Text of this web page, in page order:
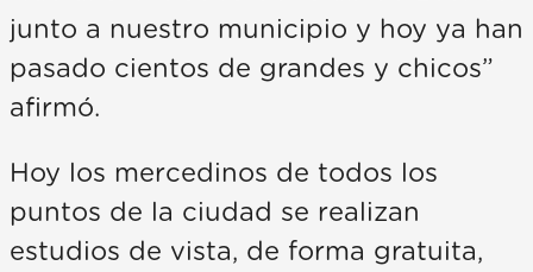
junto a nuestro municipio y hoy ya han
pasado cientos de grandes y chicos”
afirmó.
Hoy los mercedinos de todos los
puntos de la ciudad se realizan
estudios de vista, de forma gratuita,